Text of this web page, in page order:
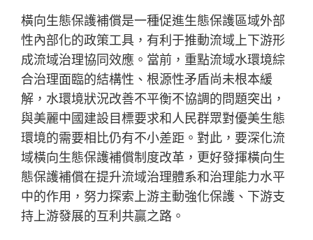
橫向生態保護補償是一種促進生態保護區域外部
性內部化的政策工具，有利于推動流域上下游形
成流域治理協同效應。當前，重點流域水環境綜
合治理面臨的結構性、根源性矛盾尚未根本緩
解，水環境狀況改善不平衡不協調的問題突出，
與美麗中國建設目標要求和人民群眾對優美生態
環境的需要相比仍有不小差距。對此，要深化流
域橫向生態保護補償制度改革，更好發揮橫向生
態保護補償在提升流域治理體系和治理能力水平
中的作用，努力探索上游主動強化保護、下游支
持上游發展的互利共贏之路。